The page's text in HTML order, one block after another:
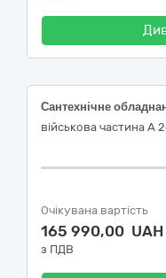
Сантехнічне
військова частина А
Очікувана вартість
165 990,00 UAH
з ПДВ